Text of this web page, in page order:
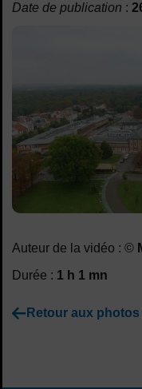
Date de publication :
Auteur de la vidéo : ©
Durée : 1 h 1 mn
Retour aux